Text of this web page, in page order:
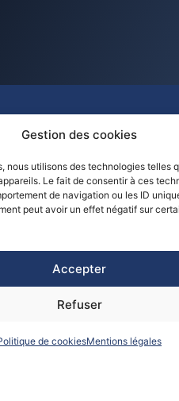
Gestion des cookies
nous utilisons des technologies telles
Le fait de consentir à ces
de navigation ou les ID
peut avoir un effet négatif sur
Accepter
Refuser
de cookiesMentions légales
IMPORTANTS
MENTIONS
LÉGALES
POLITIQUE
DE COOKIES